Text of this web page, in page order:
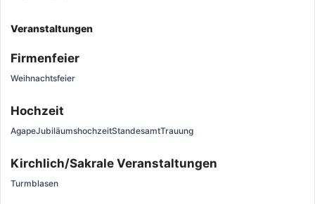
Veranstaltungen
Firmenfeier
Weihnachtsfeier
Hochzeit
AgapeJubiläumshochzeitStandesamtTrauung
Kirchlich/Sakrale Veranstaltungen
Turmblasen